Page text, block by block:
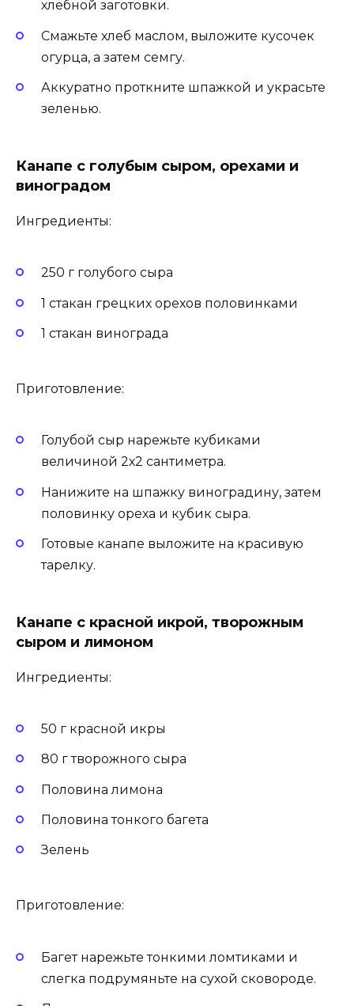
хлебной заготовки.
Смажьте хлеб маслом, выложите кусочек
огурца, а затем семгу.
Аккуратно проткните шпажкой и украсьте
зеленью.
Канапе с голубым сыром, орехами и
виноградом
Ингредиенты:
250 г голубого сыра
1 стакан грецких орехов половинками
1 стакан винограда
Приготовление:
Голубой сыр нарежьте кубиками
величиной 2х2 сантиметра.
Нанижите на шпажку виноградину, затем
половинку ореха и кубик сыра.
Готовые канапе выложите на красивую
тарелку.
Канапе с красной икрой, творожным
сыром и лимоном
Ингредиенты:
50 г красной икры
80 г творожного сыра
Половина лимона
Половина тонкого багета
Зелень
Приготовление:
Багет нарежьте тонкими ломтиками и
слегка подрумяньте на сухой сковороде.